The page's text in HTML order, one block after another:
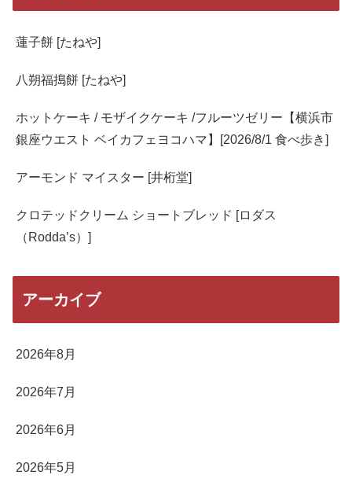
蓮子餅 [たねや]
八朔福搗餅 [たねや]
ホットケーキ / モザイクケーキ /フルーツゼリー【横浜市
銀座ウエスト ベイカフェヨコハマ】[2026/8/1 食べ歩き]
アーモンド マイスター [井桁堂]
クロテッドクリーム ショートブレッド [ロダス
（Rodda’s）]
アーカイブ
2026年8月
2026年7月
2026年6月
2026年5月